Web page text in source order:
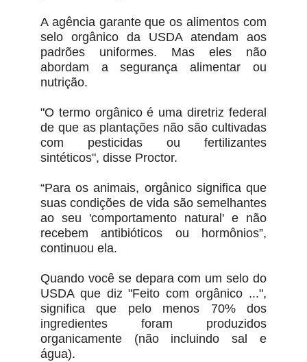
A agência garante que os alimentos com
selo orgânico da USDA atendam aos
padrões uniformes. Mas eles não
abordam a segurança alimentar ou
nutrição.
"O termo orgânico é uma diretriz federal
de que as plantações não são cultivadas
com pesticidas ou fertilizantes
sintéticos", disse Proctor.
“Para os animais, orgânico significa que
suas condições de vida são semelhantes
ao seu 'comportamento natural' e não
recebem antibióticos ou hormônios”,
continuou ela.
Quando você se depara com um selo do
USDA que diz "Feito com orgânico ...",
significa que pelo menos 70% dos
ingredientes foram produzidos
organicamente (não incluindo sal e
água).